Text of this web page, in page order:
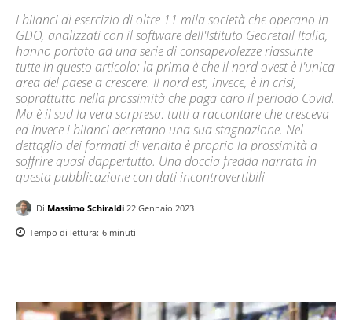
I bilanci di esercizio di oltre 11 mila società che operano in
GDO, analizzati con il software dell'Istituto Georetail Italia,
hanno portato ad una serie di consapevolezze riassunte
tutte in questo articolo: la prima è che il nord ovest è l'unica
area del paese a crescere. Il nord est, invece, è in crisi,
soprattutto nella prossimità che paga caro il periodo Covid.
Ma è il sud la vera sorpresa: tutti a raccontare che cresceva
ed invece i bilanci decretano una sua stagnazione. Nel
dettaglio dei formati di vendita è proprio la prossimità a
soffrire quasi dappertutto. Una doccia fredda narrata in
questa pubblicazione con dati incontrovertibili
Di Massimo Schiraldi 22 Gennaio 2023
Tempo di lettura: 6 minuti